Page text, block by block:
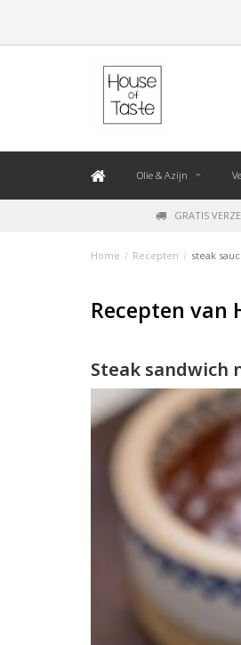
Olie & Azijn
GRATIS
Home / Recepten / steak
Recepten van
Steak sandwich